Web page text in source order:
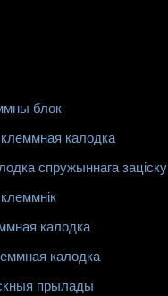
блок
калодка
спружыннага заціску
калодка
калодка
прылады